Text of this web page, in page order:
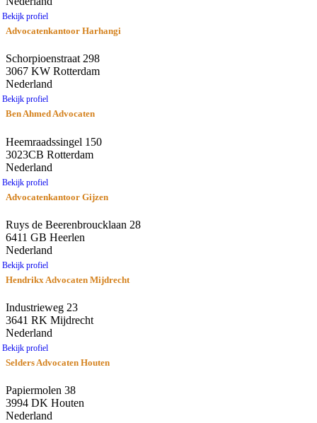
Bekijk profiel
Advocatenkantoor Harhangi
Schorpioenstraat 298
3067 KW Rotterdam
Nederland
Bekijk profiel
Ben Ahmed Advocaten
Heemraadssingel 150
3023CB Rotterdam
Nederland
Bekijk profiel
Advocatenkantoor Gijzen
Ruys de Beerenbroucklaan 28
6411 GB Heerlen
Nederland
Bekijk profiel
Hendrikx Advocaten Mijdrecht
Industrieweg 23
3641 RK Mijdrecht
Nederland
Bekijk profiel
Selders Advocaten Houten
Papiermolen 38
3994 DK Houten
Nederland